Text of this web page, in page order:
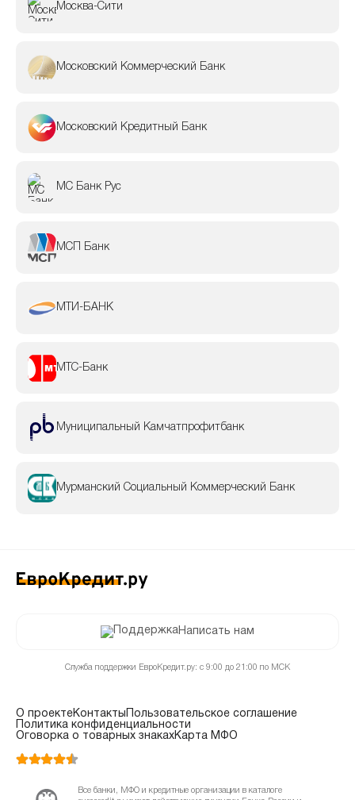
Москва-Сити
Московский Коммерческий Банк
Московский Кредитный Банк
МС Банк Рус
МСП Банк
МТИ-БАНК
МТС-Банк
Муниципальный Камчатпрофитбанк
Мурманский Социальный Коммерческий Банк
Написать нам
Служба поддержки ЕвроКредит.ру: с 9:00 до 21:00 по МСК
О проектеКонтакты Пользовательское соглашение
Политика конфиденциальности
Оговорка о товарных знакахКарта МФО
Все банки, МФО и кредитные организации в каталоге